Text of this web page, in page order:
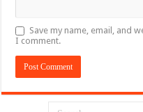
Save my name, email, and
I comment.